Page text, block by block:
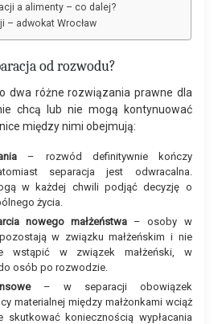
a alimenty – co dalej?
– adwokat Wrocław
od rozwodu?
dwa różne rozwiązania prawne dla
chcą lub nie mogą kontynuować
między nimi obejmują:
– rozwód definitywnie kończy
separacja jest odwracalna.
w każdej chwili podjąć decyzję o
życia.
nowego małżeństwa – osoby w
w związku małżeńskim i nie
wstąpić w związek małżeński, w
osób po rozwodzie.
– w separacji obowiązek
materialnej między małżonkami wciąż
skutkować koniecznością wypłacania